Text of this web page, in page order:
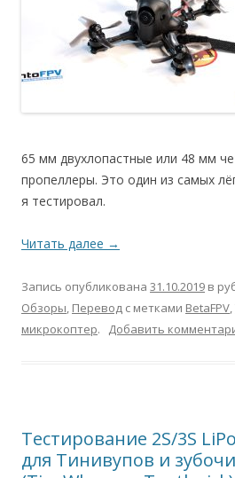
65 мм двухлопастные или 48 мм
пропеллеры. Это один из самых
я тестировал.
Читать далее →
Запись опубликована 31.10.2019 в
Обзоры, Перевод с метками BetaFPV,
микрокоптер. Добавить
Тестирование 2S/3S
для Тинивупов и